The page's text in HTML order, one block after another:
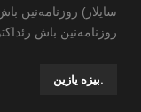
سایلار) روزنامه‌نین
روزنامه‌نین باش
.بیزه یازین